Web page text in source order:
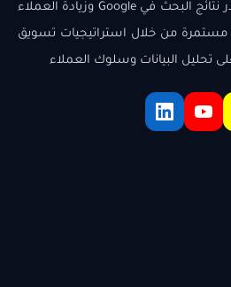
والمتاجر الإلكترونية على تصدر نتائج البحث في Google وزيادة العملاء
مستمرة من خلال استراتيجيات تسويق
تحليل البيانات وسلوك العملاء